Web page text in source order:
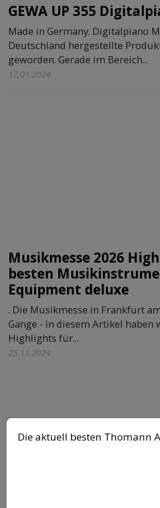
GEWA UP 355
Made in Germany. Digitalpiano
Deutschland hergestellte
geworden. Gerade im Bereich...
17.01.2024
Musikmesse 2026
besten
Equipment deluxe
. Die Musikmesse in Frankfurt
Gange - in diesem Artikel haben
Highlights für...
25.11.2024
Die aktuell besten Thomann